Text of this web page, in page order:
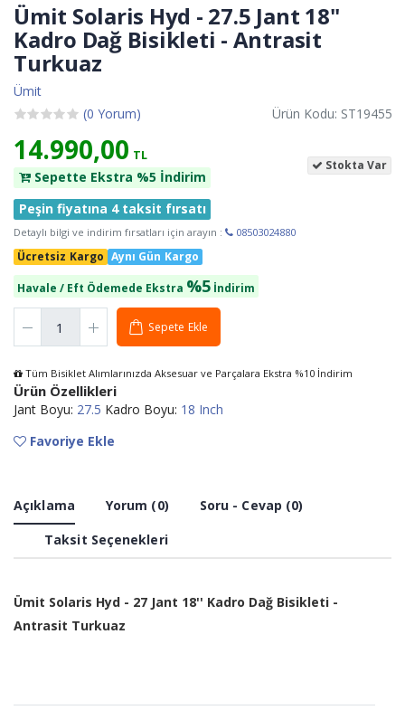
Ümit Solaris Hyd - 27.5 Jant 18''
Kadro Dağ Bisikleti - Antrasit
Turkuaz
Ümit
(0 Yorum)
Ürün Kodu: ST19455
14.990,00 TL
Sepette Ekstra %5 İndirim
Stokta Var
Peşin fiyatına 4 taksit fırsatı
Detaylı bilgi ve indirim fırsatları için arayın : 08503024880
Ücretsiz Kargo Aynı Gün Kargo
Havale / Eft Ödemede Ekstra %5 İndirim
Sepete Ekle
Tüm Bisiklet Alımlarınızda Aksesuar ve Parçalara Ekstra %10 İndirim
Ürün Özellikleri
Jant Boyu: 27.5 Kadro Boyu: 18 Inch
Favoriye Ekle
Açıklama Yorum (0)
Soru - Cevap (0)
Taksit Seçenekleri
Ümit Solaris Hyd - 27 Jant 18'' Kadro Dağ Bisikleti -
Antrasit Turkuaz